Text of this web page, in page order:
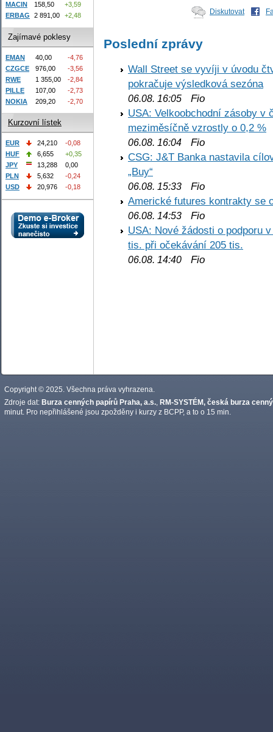
Diskutovat
Poslední zprávy
Wall Street se vyvíji v úvodu
pokračuje výsledková sezóna
06.08. 16:05 Fio
USA: Velkoobchodní zásoby v
meziměsíčně vzrostly o 0,2 %
06.08. 16:04 Fio
CSG: J&T Banka nastavila
„Buy“
06.08. 15:33 Fio
Americké futures kontrakty se
06.08. 14:53 Fio
USA: Nové žádosti o podporu
tis. při očekávání 205 tis.
06.08. 14:40 Fio
MACIN
158,50
+3,59
ERBAG
2 891,00 +2,48
Zajímavé poklesy
EMAN 40,00
-4,76
CZGCE
976,00
-3,56
RWE
1 355,00
-2,84
PILLE
107,00
-2,73
NOKIA
209,20 -2,70
Kurzovní lístek
EUR 24,210
-0,08
HUF
6,655
+0,35
JPY
13,288
0,00
PLN
5,632
-0,24
USD
20,976 -0,18
Copyright © 2025. Všechna práva vyhrazena.
Zdroje dat: Burza cenných papírů Praha, a.s. RM-SYSTÉM, česká burza
minut. Pro nepřihlášené jsou zpožděny i kurzy z BCPP, a to o 15 min.